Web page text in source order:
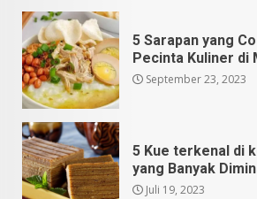
5 Sarapan yang
Pecinta Kuliner di
September 23, 2023
5 Kue terkenal di
yang Banyak
Juli 19, 2023